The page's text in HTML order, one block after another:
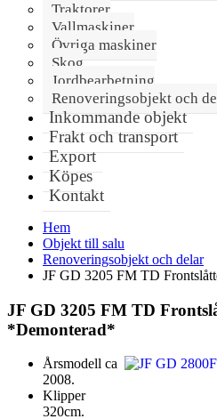
Traktorer
Vallmaskiner
Övriga maskiner
Skog
Jordbearbetning
Renoveringsobjekt och
Inkommande objekt
Frakt och transport
Export
Köpes
Kontakt
Hem
Objekt till salu
Renoveringsobjekt och delar
JF GD 3205 FM TD
JF GD 3205 FM TD
*Demonterad*
Årsmodell ca
2008.
Klipper
320cm.